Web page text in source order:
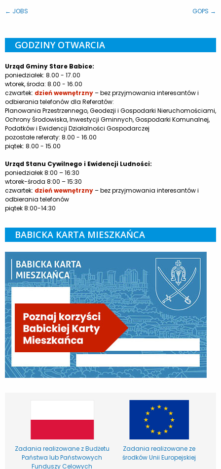
← JOBS GOPS →
GODZINY OTWARCIA
Urząd Gminy Stare Babice:
poniedziałek: 8.00 - 17.00
wtorek, środa: 8.00 - 16.00
czwartek: dzień wewnętrzny– bez przyjmowania interesantów i
odbierania telefonów dla Referatów:
Planowania Przestrzennego, Geodezji i Gospodarki Nieruchomościami,
Ochrony Środowiska, Inwestycji Gminnych, Gospodarki Komunalnej,
Podatków i Ewidencji Działalności Gospodarczej
pozostałe referaty: 8.00 - 16.00
piątek: 8.00 - 15.00
Urząd Stanu Cywilnego i Ewidencji Ludności:
poniedziałek 8:00 – 16:30
wtorek-środa 8:00 – 15:30
czwartek: dzień wewnętrzny– bez przyjmowania interesantów i
odbierania telefonów
piątek 8:00-14:30
BABICKA KARTA MIESZKAŃCA
Zadania realizowane z Budżetu
Państwa lub Państwowych
Funduszy Celowych
Zadania realizowane ze
środków Unii Europejskiej